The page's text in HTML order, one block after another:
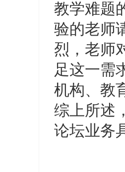
教学难题
验的老师
烈，老师
足这一需
机构、教
综上所述
论坛业务